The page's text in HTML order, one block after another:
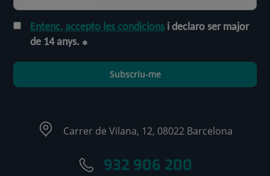
Entenc, accepto les condicions i declaro ser major
de 14 anys.
Subscriu-me
Carrer de Vilana, 12, 08022 Barcelona
932 906 200